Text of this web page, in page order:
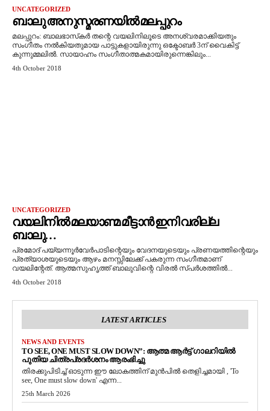
UNCATEGORIZED
ബാലു അനുസ്മരണയില്‍ മലപ്പുറം
മലപ്പുറം: ബാലഭാസ്‌കര്‍ തന്റെ വയലിനിലൂടെ അനശ്വരമാക്കിയതും
സംഗീതം നല്‍കിയതുമായ പാട്ടുകളായിരുന്നു ഒക്ടോബര്‍ 3ന് വൈകിട്ട്
കുന്നുമ്മലില്‍. സായാഹ്നം സംഗീതാത്മകമായിരുന്നെങ്കിലും...
4th October 2018
UNCATEGORIZED
വയലിനിൽ മലയാണ്മ മീട്ടാൻ ഇനി വരില്ല
ബാലു…
പ്രമോദ് പയ്യന്നൂർവേർപാടിന്റെയും വേദനയുടെയും പ്രണയത്തിന്റെയും
പ്രത്യാശയുടെയും ആഴം മനസ്സിലേക്ക് പകരുന്ന സംഗീതമാണ്
വയലിന്റേത്. ആത്മസുഹൃത്ത് ബാലുവിന്റെ വിരൽ സ്പർശത്തിൽ...
4th October 2018
LATEST ARTICLES
NEWS AND EVENTS
TO SEE, ONE MUST SLOW DOWN”: ആത്മ ആർട്ട് ഗാലറിയിൽ
പുതിയ ചിത്രപ്രദർശനം ആരംഭിച്ചു
തിരക്കുപിടിച്ച് ഓടുന്ന ഈ ലോകത്തിന് മുൻപിൽ തെളിച്ചമായി , 'To
see, One must slow down' എന്ന...
25th March 2026